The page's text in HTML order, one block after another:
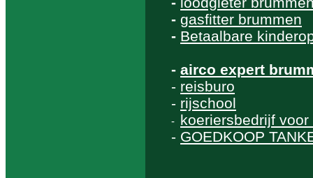
- gasfitter brummen
- Betaalbare
- airco expert
- reisburo
- rijschool
- koeriersbedrijf
- GOEDKOOP